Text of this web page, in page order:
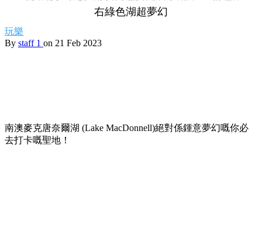
右綠色湖超夢幻
玩樂
By staff 1 on 21 Feb 2023
南澳麥克唐奈爾湖 (Lake MacDonnell)絕對係鍾意夢幻嘅你必
去打卡嘅聖地！